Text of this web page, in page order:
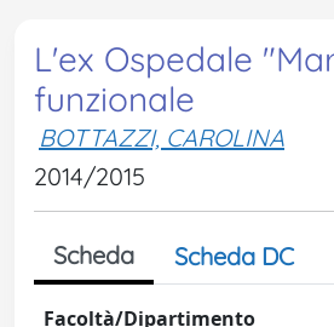
L'ex Ospedale
funzionale
BOTTAZZI, CAROLINA
2014/2015
Scheda Scheda DC
Facoltà/Dipartimento